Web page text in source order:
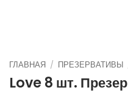
ГЛАВНАЯ / ПРЕЗЕРВАТИВЫ
Love 8 шт.